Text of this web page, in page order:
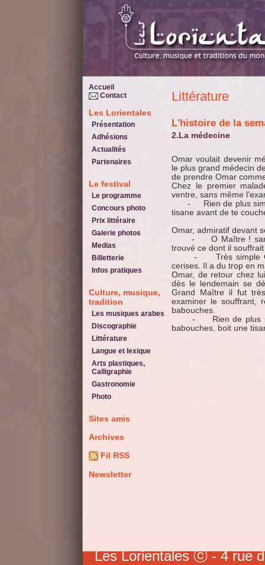
Accueil
Contact
Les Lorientales
Présentation
Adhésions
Actualités
Partenaires
Le festival
Le programme
Concours photo
Prix littéraire
Galerie photos
Medias
Billetterie
Infos pratiques
Culture, musique,
tradition
Les musiques arabes
Discographie
Littérature
Langue et lexique
Arts plastiques,
Calligraphie
Gastronomie
Photo
Sites amis
Archives
Fil RSS
Newsletter
Littérature
L'histoire de la
2.La médecine
Omar voulait devenir
le plus grand médecin
de prendre Omar
Chez le premier
ventre, sans même
- Rien de plus
tisane avant de te
Omar, admiratif devant
- O Maître ! sans lui
trouvé ce dont il
- Très simple
cerises. Il a du trop en
Omar, de retour chez
dès le lendemain se
Grand Maître il fut
examiner le souffrant,
babouches.
- Rien de plus
babouches, boit une
Les Lorientales ⓒ - 4 rue